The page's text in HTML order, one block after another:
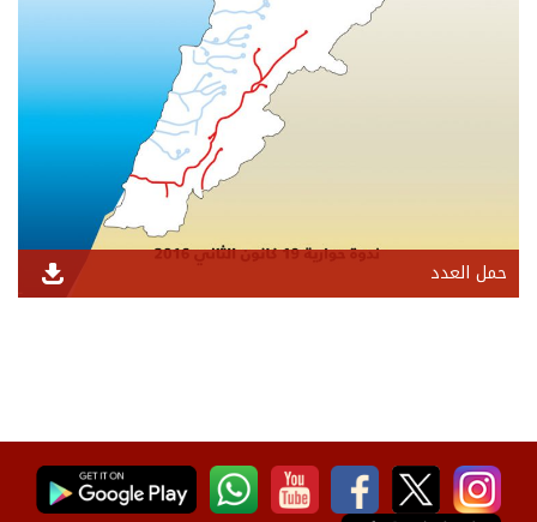
حمل العدد